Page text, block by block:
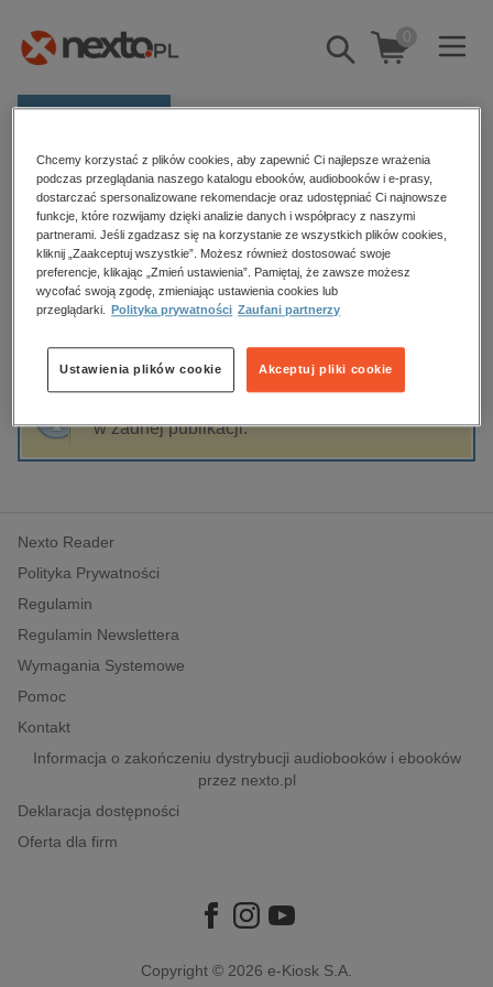
Pokaż/schowaj
wyszukiwarkę
0
Kategorie
Zobacz wszystkie E-prasa
budownictwo, aranżacja wnętrz
biznesowe, branżowe, gospodarka
dzienniki
edukacja
hobby, sport, rozrywka
komputery, internet, technologie, informatyka
polityka, społeczno-informacyjne
psychologiczne
inne
popularno-naukowe
historia
Strona główna Ewa Kielek
Ewa Kielek
Sortowanie Filtrowanie
w żadnej publikacji.
Nexto Reader
Polityka Prywatności
Regulamin
Regulamin Newslettera
Wymagania Systemowe
Pomoc
Kontakt
Informacja o zakończeniu dystrybucji audiobooków i ebooków
przez nexto.pl
Deklaracja dostępności
Oferta dla firm
Copyright © 2026 e-Kiosk S.A.
Chcemy korzystać z plików cookies, aby zapewnić Ci najlepsze wrażenia
podczas przeglądania naszego katalogu ebooków, audiobooków i e-prasy,
dostarczać spersonalizowane rekomendacje oraz udostępniać Ci najnowsze
funkcje, które rozwijamy dzięki analizie danych i współpracy z naszymi
partnerami. Jeśli zgadzasz się na korzystanie ze wszystkich plików cookies,
kliknij „Zaakceptuj wszystkie”. Możesz również dostosować swoje
preferencje, klikając „Zmień ustawienia”. Pamiętaj, że zawsze możesz
wycofać swoją zgodę, zmieniając ustawienia cookies lub
przeglądarki.
Polityka prywatności Zaufani partnerzy
Akceptuj pliki cookie
Ustawienia plików cookie